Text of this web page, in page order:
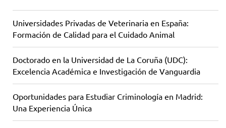
Universidades Privadas de Veterinaria en España:
Formación de Calidad para el Cuidado Animal
Doctorado en la Universidad de La Coruña (UDC):
Excelencia Académica e Investigación de Vanguardia
Oportunidades para Estudiar Criminología en Madrid:
Una Experiencia Única